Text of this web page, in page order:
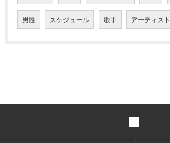
男性 スケジュール 歌手 アーティスト